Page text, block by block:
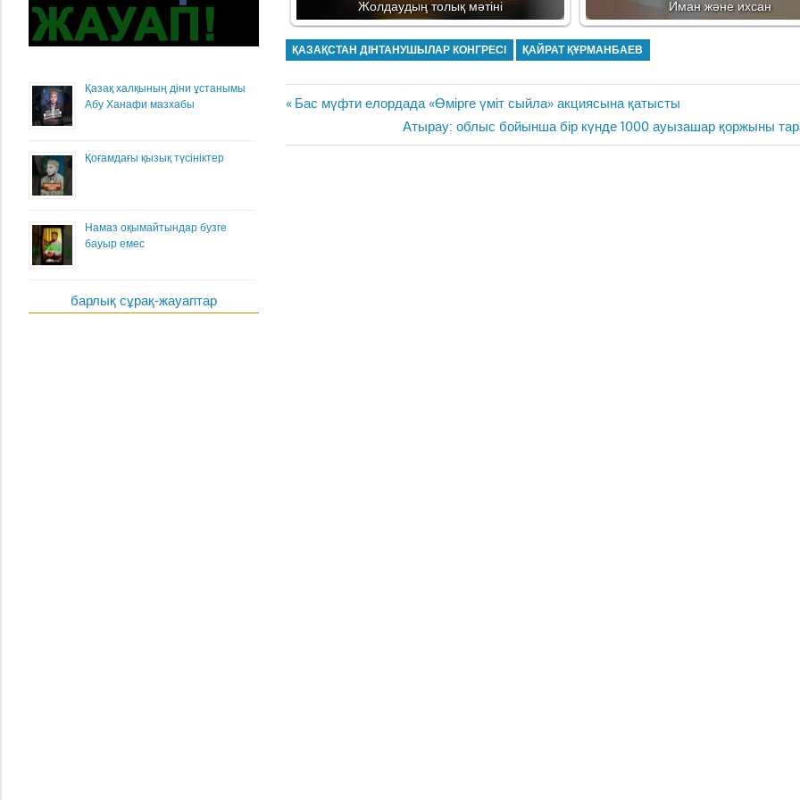
Жолдаудың толық мәтіні Иман және ихсан
ҚАЗАҚСТАН ДІНТАНУШЫЛАР КОНГРЕСІ ҚАЙРАТ ҚҰРМАНБАЕВ
Жазба
Previous
Бас мүфти елордада «Өмірге үміт сыйла» акциясына қатысты
Next
Post:
Атырау: облыс бойынша бір күнде 1000 ауызашар қоржыны
Қазақ халқының діни ұстанымы
Абу Ханафи мазхабы
Қоғамдағы қызық түсініктер
Намаз оқымайтындар бузге
бауыр емес
барлық сұрақ-жауаптар